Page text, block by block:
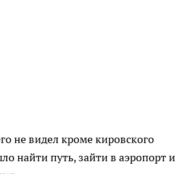
не видел кроме кировского
найти путь, зайти в аэропорт и